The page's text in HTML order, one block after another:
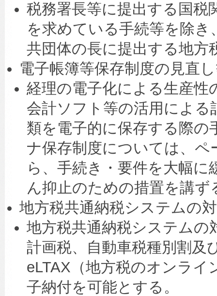
税務署長等に提出する国税
を求めている手続等を除
共団体の長に提出する地方
電子帳簿等保存制度の見直
経理の電子化による生産
会計ソフト等の活用によ
類を電子的に保存する際
ナ保存制度については、
ら、手続き・要件を大幅
ん抑止のための措置を講ず
地方税共通納税システムの
地方税共通納税システムの
計画税、自動車税種別割及
eLTAX（地方税のオンラ
子納付を可能とする。